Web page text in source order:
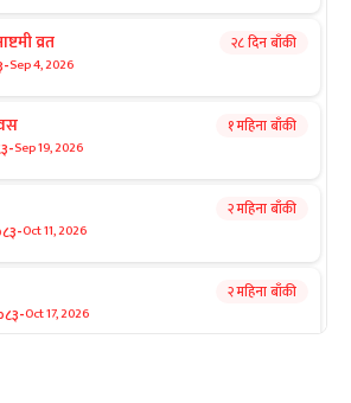
व्रत
-Sep 4, 2026
२८ दिन बाँकी
-Sep 19, 2026
१ महिना बाँकी
-Oct 11, 2026
२ महिना बाँकी
-Oct 17, 2026
२ महिना बाँकी